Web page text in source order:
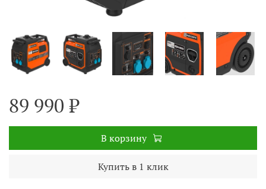
89 990 ₽
В корзину
Купить в 1 клик